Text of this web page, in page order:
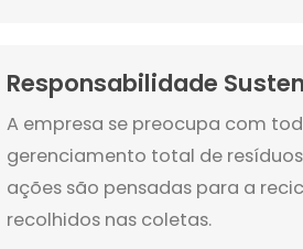
Responsabilidade
A empresa se preocupa com
gerenciamento total de
ações são pensadas para a
recolhidos nas coletas.